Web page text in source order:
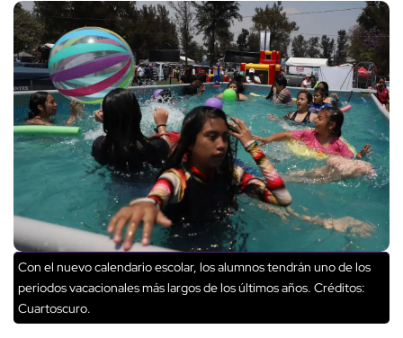
Con el nuevo calendario escolar, los alumnos tendrán uno de los
periodos vacacionales más largos de los últimos años. Créditos:
Cuartoscuro.